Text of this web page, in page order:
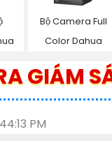
Bộ Camera Full
Color Dahua
GIÁM
PM